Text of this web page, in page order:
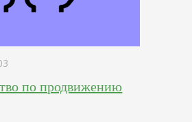
по продвижению